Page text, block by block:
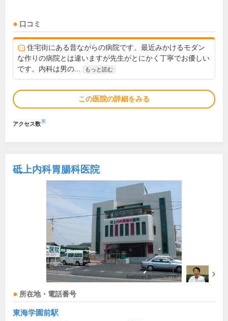
口コミ
住宅街にある昔ながらの病院です。最近みかけるモダン
な作りの病院とは違いますが先生がとにかく丁寧でお優しい
です。内科は男の...
もっと読む
この医院の詳細をみる
アクセス数※
砥上内科胃腸科医院
所在地・電話番号
東海学園前駅